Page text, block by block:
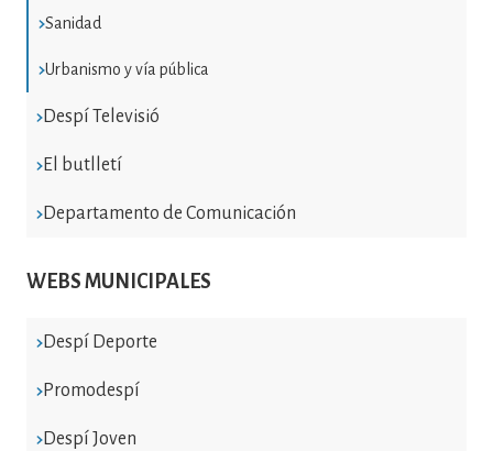
Sanidad
Urbanismo y vía pública
Despí Televisió
El butlletí
Departamento de Comunicación
WEBS MUNICIPALES
Despí Deporte
Promodespí
Despí Joven